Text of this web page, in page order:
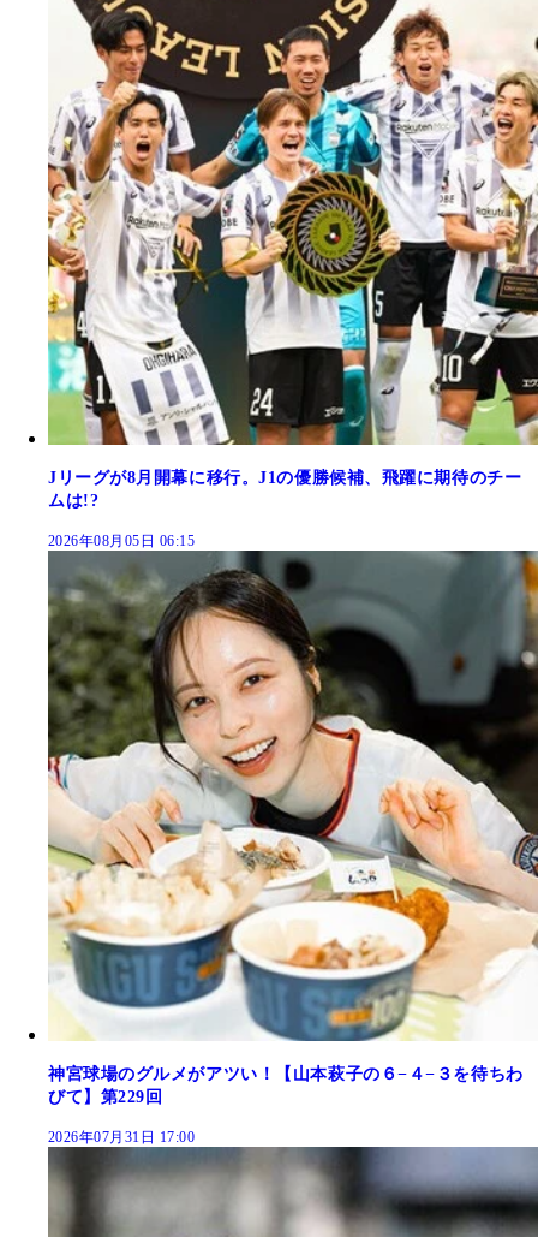
Jリーグが8月開幕に移行。J1の優勝候補、飛躍に期待のチー
ムは!?
2026年08月05日 06:15
神宮球場のグルメがアツい！【山本萩子の６−４−３を待ちわ
びて】第229回
2026年07月31日 17:00